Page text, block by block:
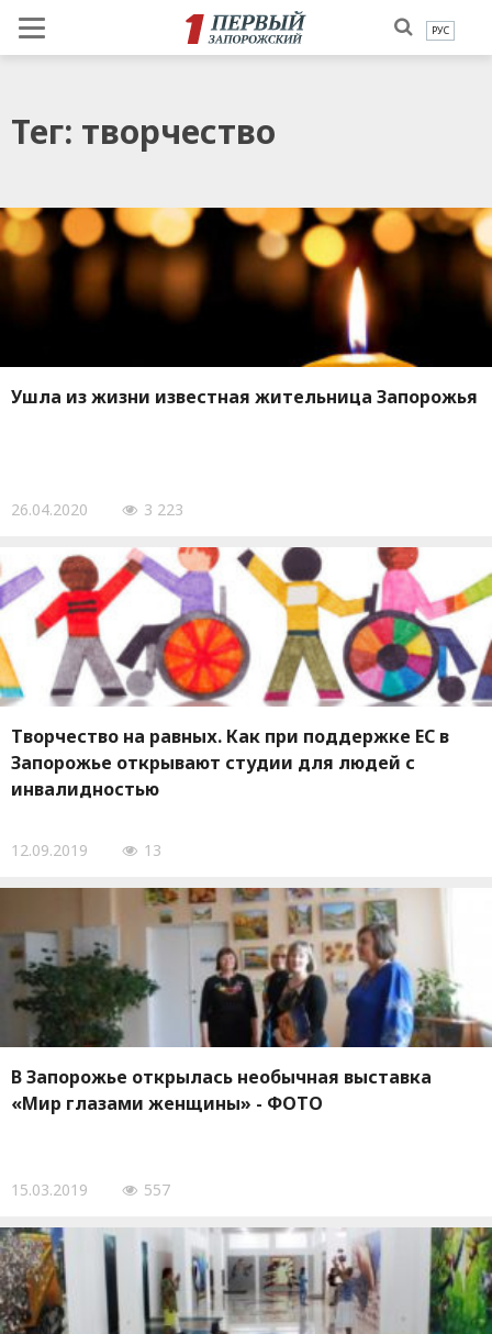
РУС
Тег: творчество
Ушла из жизни известная жительница Запорожья
26.04.2020 3 223
Творчество на равных. Как при поддержке ЕС в
Запорожье открывают студии для людей с
инвалидностью
12.09.2019 13
В Запорожье открылась необычная выставка
«Мир глазами женщины» - ФОТО
15.03.2019 557